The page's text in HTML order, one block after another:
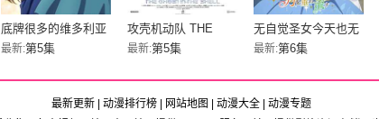
底牌很多的维多利亚
最新:第5集
攻壳机动队 THE
GHOST IN THE
最新:第5集
无自觉圣女今天也无
意识地释放力量
最新:第6集
最新更新 动漫排行榜 网站地图 动漫大全
动漫专题